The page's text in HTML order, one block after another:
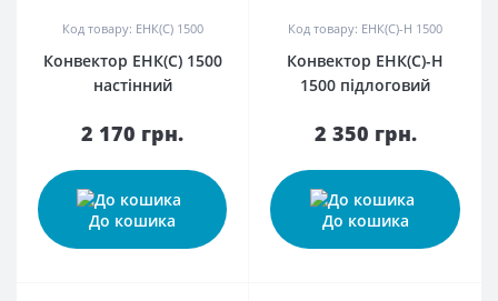
Код товару: ЕНК(С) 1500
Конвектор ЕНК(С) 1500
настінний
2 170 грн.
До кошика
Код товару: ЕНК(С)-Н 1500
Конвектор ЕНК(С)-Н
1500 підлоговий
2 350 грн.
До кошика